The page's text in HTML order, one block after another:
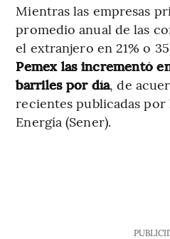
Mientras las empresas
promedio anual de las
el extranjero en 21% o
Pemex las incrementó
barriles por día, de
recientes publicadas por
Energía (Sener).